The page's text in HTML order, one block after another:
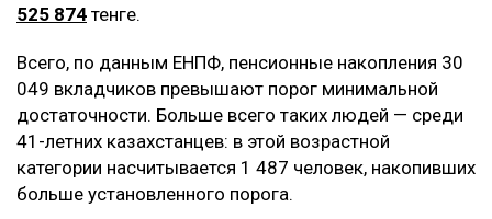
525 874 тенге.
Всего, по данным ЕНПФ, пенсионные накопления 30
049 вкладчиков превышают порог минимальной
достаточности. Больше всего таких людей — среди
41-летних казахстанцев: в этой возрастной
категории насчитывается 1 487 человек, накопивших
больше установленного порога.